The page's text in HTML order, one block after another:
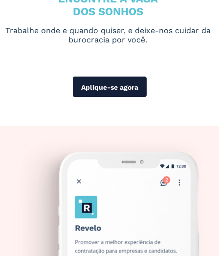
DOS SONHOS
Trabalhe onde e quando quiser, e deixe-nos cuidar da
burocracia por você.
Aplique-se agora